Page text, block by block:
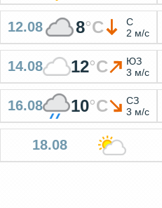
12.08 8°C
С
2 м/с
14.08 12°C
ЮЗ
3 м/с
16.08 10°C
СЗ
3 м/с
18.08